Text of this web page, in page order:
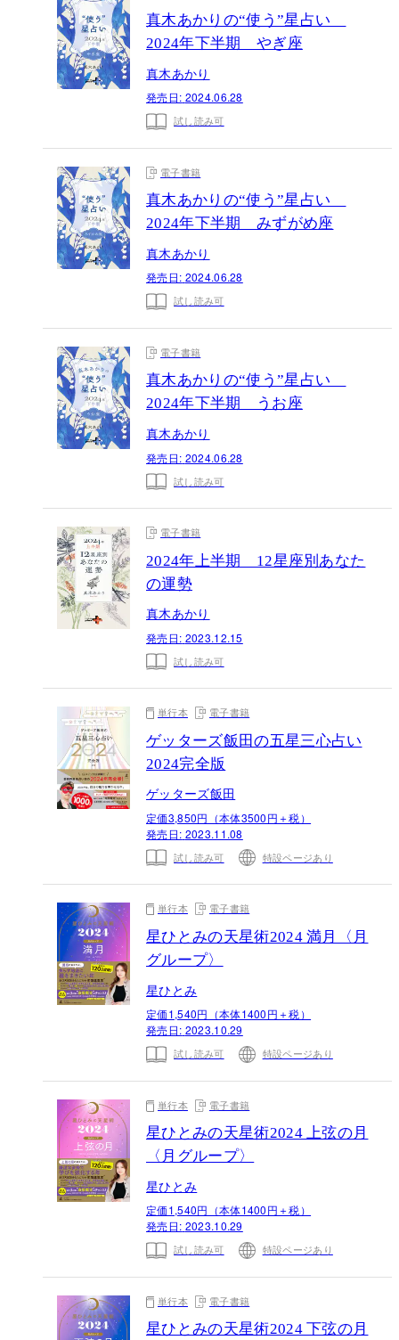
真木あかりの“使う”星占い
2024年下半期 やぎ座
真木あかり
発売日: 2024.06.28
試し読み可
電子書籍
真木あかりの“使う”星占い
2024年下半期 みずがめ座
真木あかり
発売日: 2024.06.28
試し読み可
電子書籍
真木あかりの“使う”星占い
2024年下半期 うお座
真木あかり
発売日: 2024.06.28
試し読み可
電子書籍
2024年上半期 12星座別あなた
の運勢
真木あかり
発売日: 2023.12.15
試し読み可
単行本 電子書籍
ゲッターズ飯田の五星三心占い
2024完全版
ゲッターズ飯田
定価3,850円（本体3500円＋税）
発売日: 2023.11.08
試し読み可 特設ページあり
単行本 電子書籍
星ひとみの天星術2024 満月〈月
グループ〉
星ひとみ
定価1,540円（本体1400円＋税）
発売日: 2023.10.29
試し読み可 特設ページあり
単行本 電子書籍
星ひとみの天星術2024 上弦の月
〈月グループ〉
星ひとみ
定価1,540円（本体1400円＋税）
発売日: 2023.10.29
試し読み可 特設ページあり
単行本 電子書籍
星ひとみの天星術2024 下弦の月